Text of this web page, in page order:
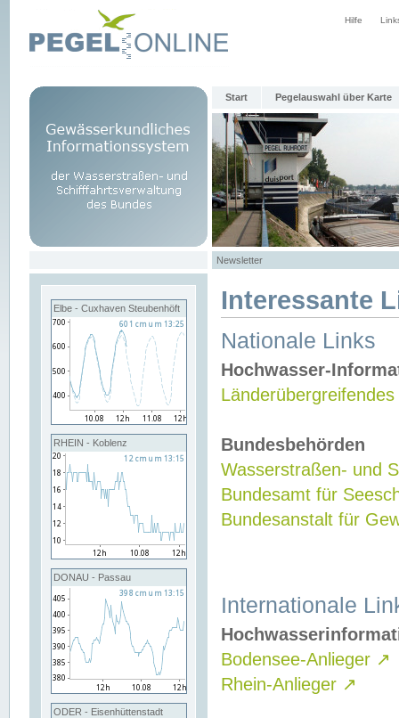
Hilfe
Start Pegelauswahl über Karte
Newsletter
Elbe - Cuxhaven Steubenhöft
RHEIN - Koblenz
DONAU - Passau
ODER - Eisenhüttenstadt
Interessante
Nationale Links
Hochwasser-
Bundesbehörden
Wasserstraßen- und
Bundesamt für
Bundesanstalt für
Internationale
Bodensee-Anlieger ↗
Rhein-Anlieger ↗